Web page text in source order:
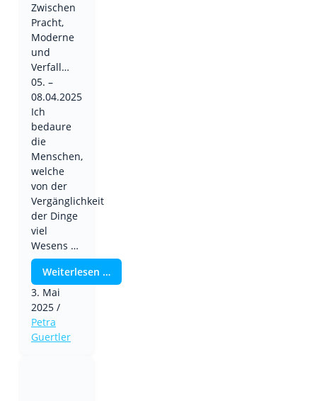
Zwischen
Pracht,
Moderne
und
Verfall…
05. –
08.04.2025
Ich
bedaure
die
Menschen,
welche
von der
Vergänglichkeit
der Dinge
viel
Wesens …
Weiterlesen …
3. Mai
2025 /
Petra
Guertler